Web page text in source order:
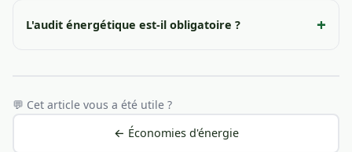
L'audit énergétique est-il obligatoire ?
💬 Cet article vous a été utile ?
← Économies d'énergie